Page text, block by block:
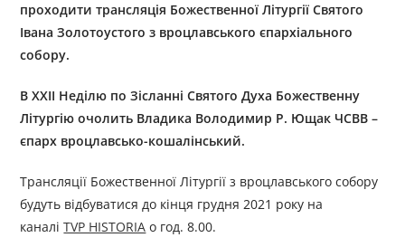
проходити трансляція Божественної Літургії Святого
Івана Золотоустого з вроцлавського єпархіального
собору.
В XXІI Неділю по Зісланні Святого Духа Божественну
Літургію очолить Владика Володимир Р. Ющак ЧСВВ –
єпарх вроцлавсько-кошалінський.
Трансляції Божественної Літургії з вроцлавського собору
будуть відбуватися до кінця грудня 2021 року на
каналіTVP HISTORIA о год. 8.00.